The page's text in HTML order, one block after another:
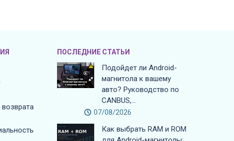
ПОСЛЕДНИЕ СТАТЬИ
Подойдет ли Android-
магнитола к вашему
авто? Руководство по
CANBUS,...
07/08/2026
Как выбрать RAM и ROM